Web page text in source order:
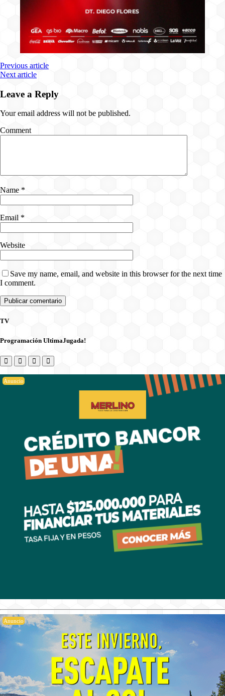
Previous article
Next article
Leave a Reply
Your email address will not be published.
Comment
Name *
Email *
Website
Save my name, email, and website in this browser for the next time
I comment.
TV
Programación UltimaJugada!
Anuncio
Anuncio